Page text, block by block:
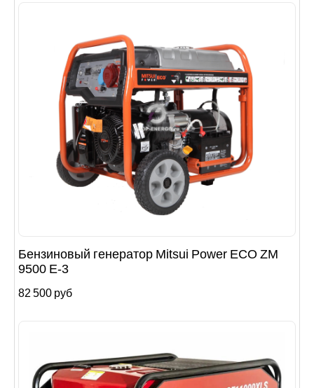
Бензиновый генератор Mitsui Power ECO ZM
9500 E-3
82 500 руб